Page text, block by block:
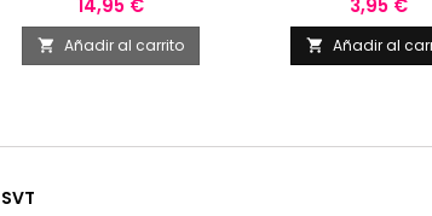
14,95 €
 Añadir al carrito
3,95 €
 Añadir al
SVT